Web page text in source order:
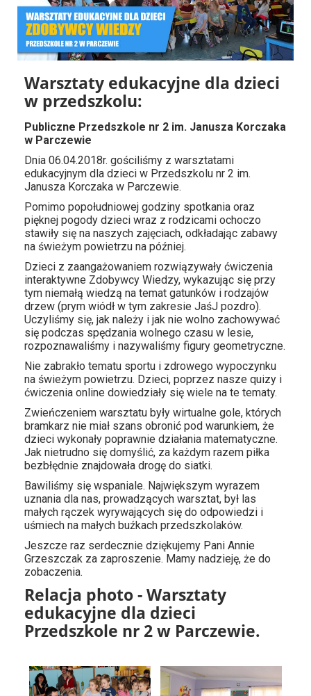
Warsztaty edukacyjne dla dzieci
w przedszkolu:
Publiczne Przedszkole nr 2 im. Janusza Korczaka
w Parczewie
Dnia 06.04.2018r. gościliśmy z warsztatami
edukacyjnym dla dzieci w Przedszkolu nr 2 im.
Janusza Korczaka w Parczewie.
Pomimo popołudniowej godziny spotkania oraz
pięknej pogody dzieci wraz z rodzicami ochoczo
stawiły się na naszych zajęciach, odkładając zabawy
na świeżym powietrzu na później.
Dzieci z zaangażowaniem rozwiązywały ćwiczenia
interaktywne Zdobywcy Wiedzy, wykazując się przy
tym niemałą wiedzą na temat gatunków i rodzajów
drzew (prym wiódł w tym zakresie JaśJ pozdro).
Uczyliśmy się, jak należy i jak nie wolno zachowywać
się podczas spędzania wolnego czasu w lesie,
rozpoznawaliśmy i nazywaliśmy figury geometryczne.
Nie zabrakło tematu sportu i zdrowego wypoczynku
na świeżym powietrzu. Dzieci, poprzez nasze quizy i
ćwiczenia online dowiedziały się wiele na te tematy.
Zwieńczeniem warsztatu były wirtualne gole, których
bramkarz nie miał szans obronić pod warunkiem, że
dzieci wykonały poprawnie działania matematyczne.
Jak nietrudno się domyślić, za każdym razem piłka
bezbłędnie znajdowała drogę do siatki.
Bawiliśmy się wspaniale. Największym wyrazem
uznania dla nas, prowadzących warsztat, był las
małych rączek wyrywających się do odpowiedzi i
uśmiech na małych buźkach przedszkolaków.
Jeszcze raz serdecznie dziękujemy Pani Annie
Grzeszczak za zaproszenie. Mamy nadzieję, że do
zobaczenia.
Relacja photo - Warsztaty
edukacyjne dla dzieci
Przedszkole nr 2 w Parczewie.